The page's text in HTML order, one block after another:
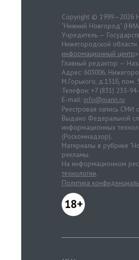
Copyright © 1999—2026
"Нижний Новгород"
Учредитель —
Нижегородской области
информационный центр»
Главный редактор —
Адрес: 603006,
М.Горького, д.151Б, пом.
Телефон: +7 (831) 233-
E-mail: info@niann.ru
Реестровая запись
Выдано Федеральной
информационных
(Роскомнадзор).
Материалы в рубрике
рекламы.
На информационном
технологии.
Политика
18+